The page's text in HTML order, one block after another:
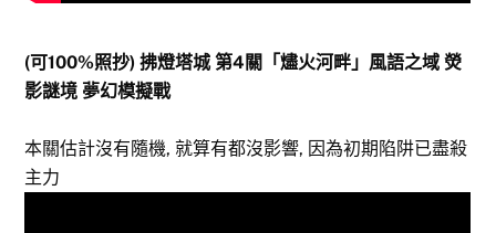
(可100%照抄) 拂燈塔城 第4關「燼火河畔」風語之域 熒
影謎境 夢幻模擬戰
本關估計沒有隨機, 就算有都沒影響, 因為初期陷阱已盡殺
主力